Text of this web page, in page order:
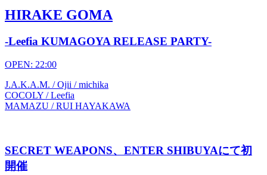
HIRAKE GOMA
-Leefia KUMAGOYA RELEASE PARTY-
OPEN: 22:00
J.A.K.A.M. / Ojii / michika
COCOLY / Leefia
MAMAZU / RUI HAYAKAWA
SECRET WEAPONS、ENTER SHIBUYAにて初
開催